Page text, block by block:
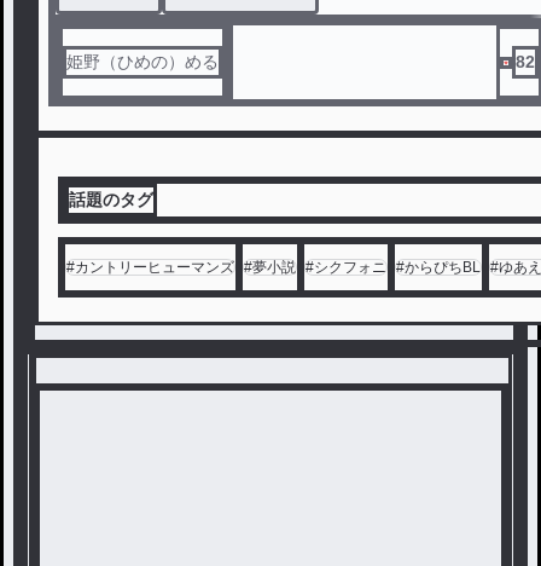
姫野（ひめの）める 82
話題のタグ
#カントリーヒューマンズ #夢小説 #シクフォニ #からぴちBL #ゆあ